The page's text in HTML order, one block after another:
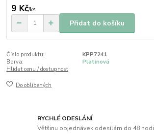
9 Kč/ks
Přidat do košíku
Číslo produktu:
KPP7241
Barva:
Platinová
Hlídat cenu / dostupnost
Do oblíbených
RYCHLÉ ODESLÁNÍ
Většinu objednávek odesílám do 48